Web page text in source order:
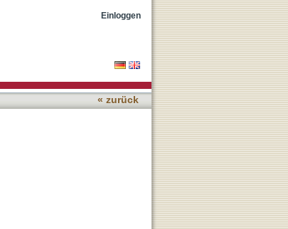
Einloggen
« zurück